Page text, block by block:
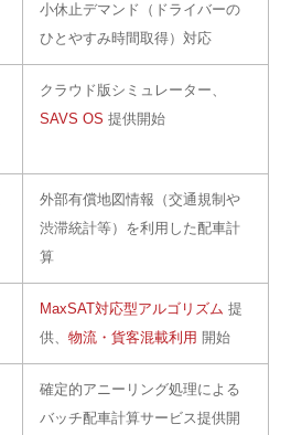
小休止デマンド（ドライバーの
ひとやすみ時間取得）対応
クラウド版シミュレーター、
SAVS OS 提供開始
外部有償地図情報（交通規制や
渋滞統計等）を利用した配車計
算
MaxSAT対応型アルゴリズム 提
供、 物流・貨客混載利用 開始
確定的アニーリング処理による
バッチ配車計算サービス提供開